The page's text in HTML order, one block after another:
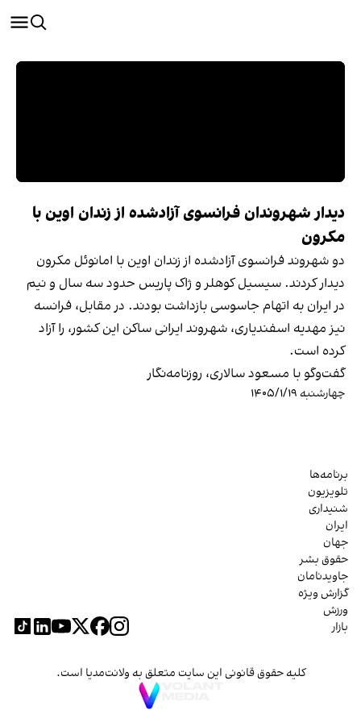
دیدار شهروندان فرانسوی آزادشده از زندان اوین با
مکرون
دو شهروند فرانسوی آزادشده از زندان اوین با امانوئل مکرون
دیدار کردند. سیسیل کوهلر و ژاک پاریس حدود سه سال و نیم
در ایران به اتهام جاسوسی بازداشت بودند. در مقابل، فرانسه
نیز مهدیه اسفندیاری، شهروند ایرانی ساکن این کشور، را آزاد
کرده است.
گفت‌وگو با مسعود سالاری، روزنامه‌نگار
چهارشنبه ۱۴۰۵/۱/۱۹
برنامه‌ها
تلویزیون
شنیداری
ایران
جهان
حقوق بشر
جاویدنامان
گزارش ویژه
ورزش
بازار
کلیه حقوق قانونی این سایت متعلق به ولانت‌مدیا است.